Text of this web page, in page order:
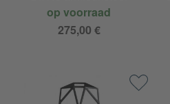
op voorraad
275,00 €